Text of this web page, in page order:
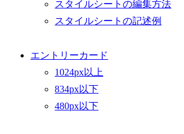
スタイルシートの編集方法
スタイルシートの記述例
エントリーカード
1024px以上
834px以下
480px以下